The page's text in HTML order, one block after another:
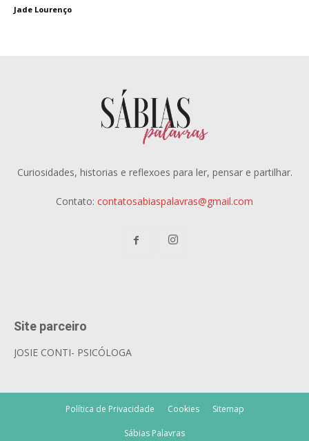
Jade Lourenço
Curiosidades, historias e reflexoes para ler, pensar e partilhar.
Contato: contatosabiaspalavras@gmail.com
Site parceiro
JOSIE CONTI- PSICÓLOGA
Política de Privacidade Cookies Sitemap
Sábias Palavras